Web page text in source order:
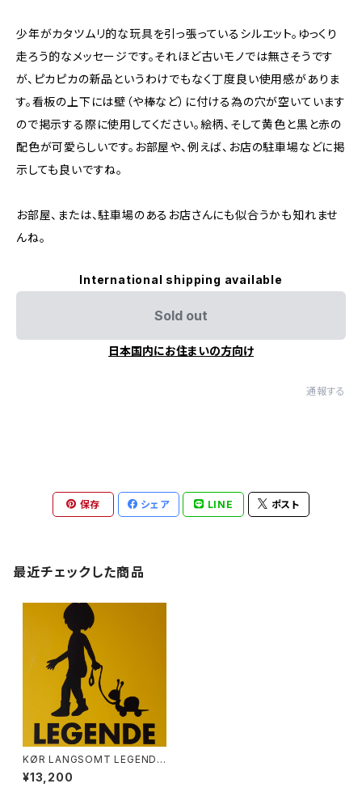
少年がカタツムリ的な玩具を引っ張っているシルエット。ゆっくり
走ろう的なメッセージです。それほど古いモノでは無さそうです
が、ピカピカの新品というわけでもなく丁度良い使用感がありま
す。看板の上下には壁（や棒など）に付ける為の穴が空いています
ので掲示する際に使用してください。絵柄、そして黄色と黒と赤の
配色が可愛らしいです。お部屋や、例えば、お店の駐車場などに掲
示しても良いですね。
お部屋、または、駐車場のあるお店さんにも似合うかも知れませ
んね。
International shipping available
Sold out
日本国内にお住まいの方向け
通報する
保存 シェア LINE ポスト
最近チェックした商品
KØR LANGSOMT LEGENDE
BØRN / DENMARK
¥13,200